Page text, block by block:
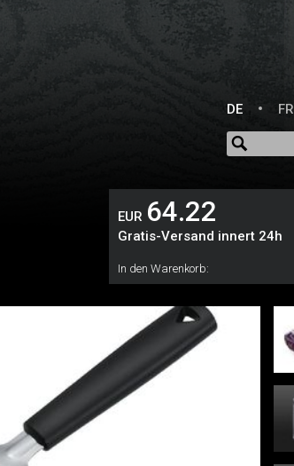
DE
FR
EUR 64.22
Gratis-Versand innert 24h
In den Warenkorb: